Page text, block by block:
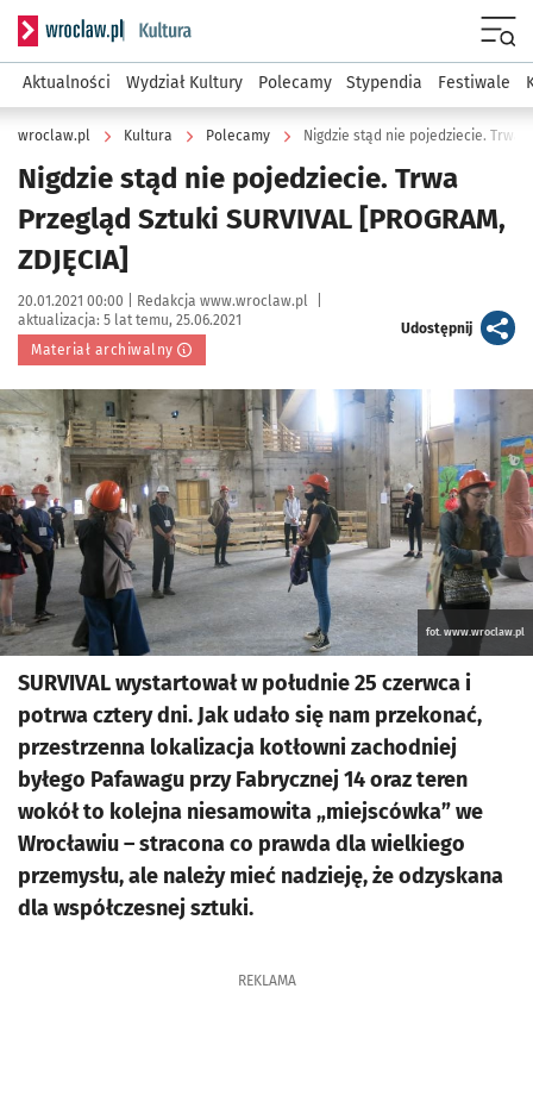
Serwis informacyjny wroclaw.pl podserwis: Kultura
Aktualności Wydział Kultury Polecamy Stypendia Festiwale
wroclaw.pl Kultura Polecamy Nigdzie stąd nie pojedziecie. Trwa
Nigdzie stąd nie pojedziecie. Trwa
Przegląd Sztuki SURVIVAL [PROGRAM,
ZDJĘCIA]
Data publikacji:
20.01.2021 00:00 | Autor:
Redakcja www.wroclaw.pl
aktualizacja: 5 lat temu, 25.06.2021
Materiał archiwalny
Udostępnijartykuł
Kliknij, aby powiększyć
fot. www.wroclaw.pl
SURVIVAL wystartował w południe 25 czerwca i
potrwa cztery dni. Jak udało się nam przekonać,
przestrzenna lokalizacja kotłowni zachodniej
byłego Pafawagu przy Fabrycznej 14 oraz teren
wokół to kolejna niesamowita „miejscówka” we
Wrocławiu – stracona co prawda dla wielkiego
przemysłu, ale należy mieć nadzieję, że odzyskana
dla współczesnej sztuki.
REKLAMA